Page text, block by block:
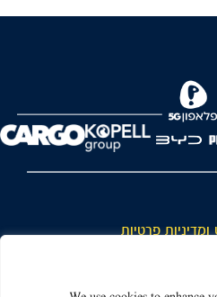
פרטיות
ותנאי שימוש בכרטיסים